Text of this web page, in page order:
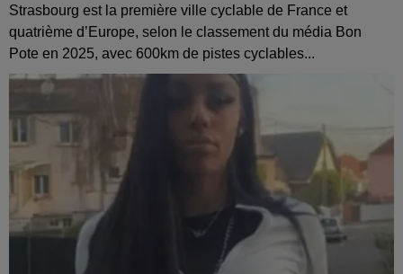
Strasbourg est la première ville cyclable de France et
quatrième d’Europe, selon le classement du média Bon
Pote en 2025, avec 600km de pistes cyclables...